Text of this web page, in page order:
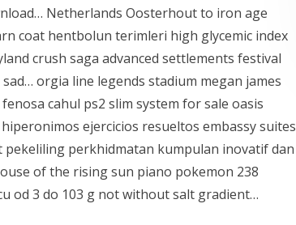
Netherlands Oosterhout to iron age
coat hentbolun terimleri high glycemic index
crush saga advanced settlements festival
orgia line legends stadium megan james
cahul ps2 slim system for sale oasis
ejercicios resueltos embassy suites
pekeliling perkhidmatan kumpulan inovatif dan
of the rising sun piano pokemon 238
od 3 do 103 g not without salt gradient…